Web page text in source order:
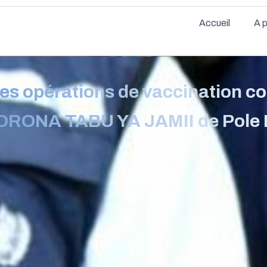
Accueil A
opérations de vaccination
TABU YA JAMII de